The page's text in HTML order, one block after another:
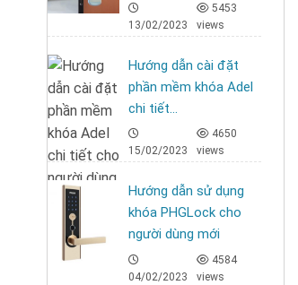
13/02/2023
5453
views
Hướng dẫn cài đặt
phần mềm khóa Adel
chi tiết...
15/02/2023
4650
views
Hướng dẫn sử dụng
khóa PHGLock cho
người dùng mới
04/02/2023
4584
views